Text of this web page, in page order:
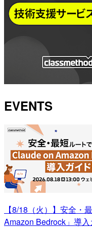
EVENTS
【8/18（火）】安全・
Amazon Bedrock」導入